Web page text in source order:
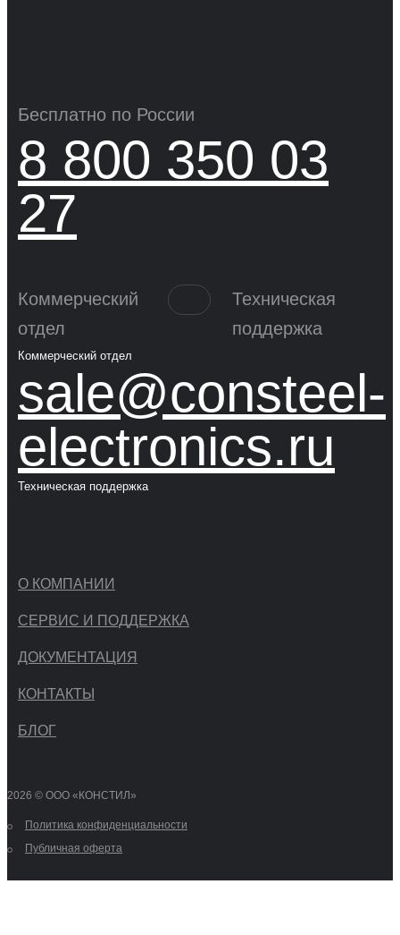
Бесплатно по России
8 800 350 03
27
Коммерческий
отдел
Техническая
поддержка
Коммерческий отдел
sale@consteel-
electronics.ru
Техническая поддержка
О КОМПАНИИ
СЕРВИС И ПОДДЕРЖКА
ДОКУМЕНТАЦИЯ
КОНТАКТЫ
БЛОГ
2026 © OOO «КОНСТИЛ»
Политика конфиденциальности
Публичная оферта